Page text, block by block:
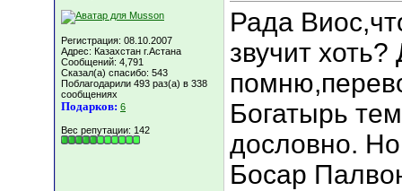
Регистрация: 08.10.2007
Адрес: Казахстан г.Астана
Сообщений: 4,791
Сказал(а) спасибо: 543
Поблагодарили 493 раз(а) в 338
сообщениях
Подарков: 6
Вес репутации: 142
Рада
звучит
Богатырь
дословно. Но
Босар